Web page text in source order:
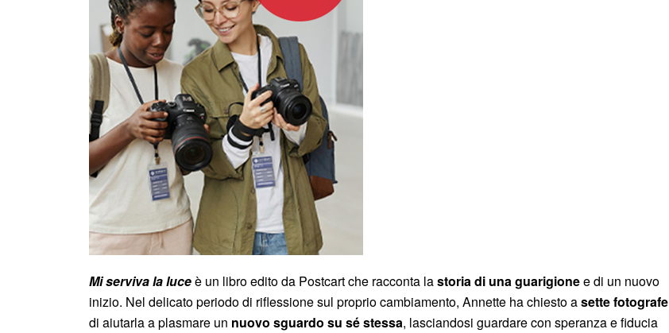
Mi serviva la luceè un libro edito da Postcart che racconta lastoria di una guarigionee di un nuovo
inizio. Nel delicato periodo di riflessione sul proprio cambiamento, Annette ha chiesto asette fotografe
di aiutarla a plasmare un nuovo sguardo su sé stessa, lasciandosi guardare con speranza e fiducia